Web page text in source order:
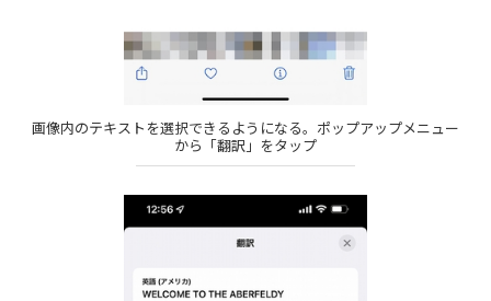
画像内のテキストを選択できるようになる。ポップアップメニュー
から「翻訳」をタップ